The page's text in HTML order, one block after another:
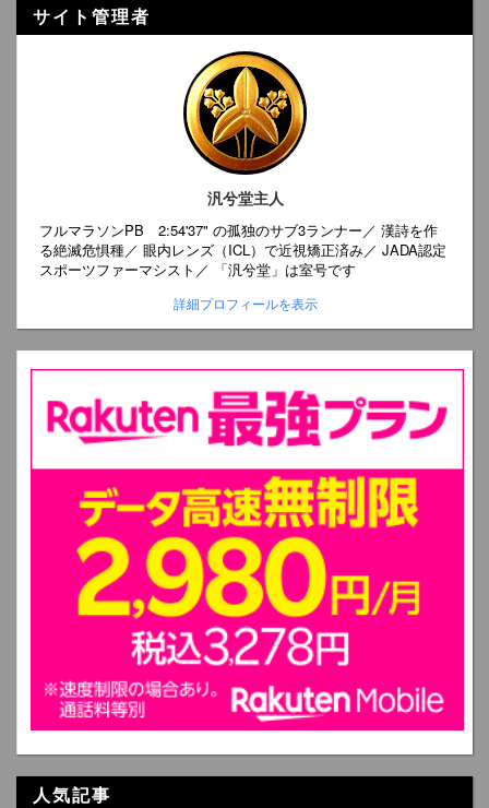
サイト管理者
汎兮堂主人
フルマラソンPB 2:54'37" の孤独のサブ3ランナー／ 漢詩を作
る絶滅危惧種／ 眼内レンズ（ICL）で近視矯正済み／ JADA認定
スポーツファーマシスト／ 「汎兮堂」は室号です
詳細プロフィールを表示
人気記事